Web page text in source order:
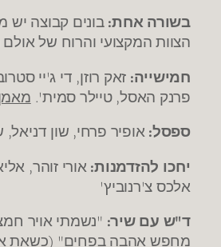
בשורה אחת:בונים קבוצה יש
הצוות המקצועי והרוח של
חמישייה: זאק רוזן, די ג'יי
פרנק האסל, טיילר סמית'.
ספסל:אופיר פרחי, שון
יחכו להזדמנות: אורי זוהר,
אלכס צ'רנוביץ'
ד"ש עם שיר: "נשמתי אויר
מחפש אהבה בפחים" (כשאת